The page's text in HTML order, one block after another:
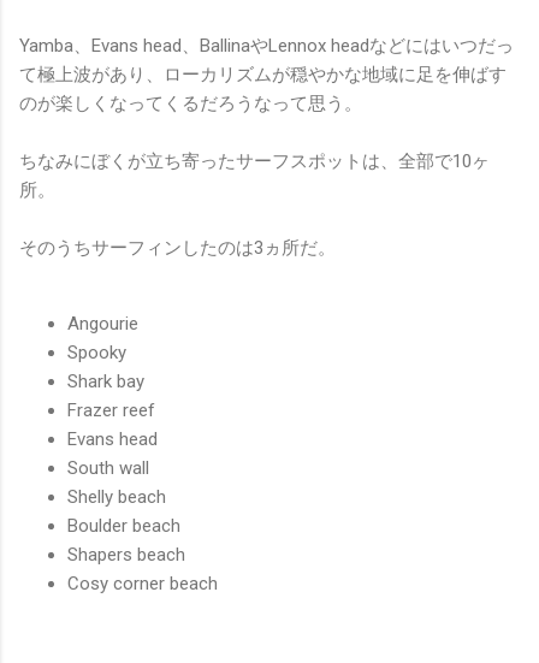
Yamba、Evans head、BallinaやLennox headなどにはいつだっ
て極上波があり、ローカリズムが穏やかな地域に足を伸ばす
のが楽しくなってくるだろうなって思う。
ちなみにぼくが立ち寄ったサーフスポットは、全部で10ヶ
所。
そのうちサーフィンしたのは3ヵ所だ。
Angourie
Spooky
Shark bay
Frazer reef
Evans head
South wall
Shelly beach
Boulder beach
Shapers beach
Cosy corner beach